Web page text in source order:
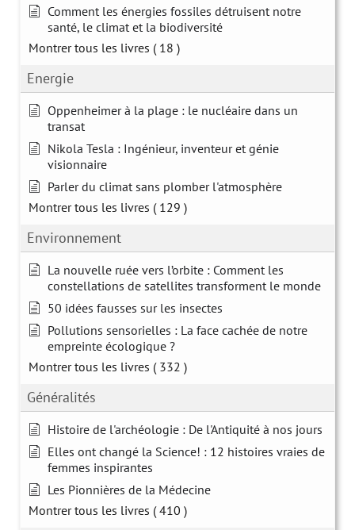
Comment les énergies fossiles détruisent notre
santé, le climat et la biodiversité
Montrer tous les livres ( 18 )
Energie
Oppenheimer à la plage : le nucléaire dans un
transat
Nikola Tesla : Ingénieur, inventeur et génie
visionnaire
Parler du climat sans plomber l'atmosphère
Montrer tous les livres ( 129 )
Environnement
La nouvelle ruée vers l’orbite : Comment les
constellations de satellites transforment le monde
50 idées fausses sur les insectes
Pollutions sensorielles : La face cachée de notre
empreinte écologique ?
Montrer tous les livres ( 332 )
Généralités
Histoire de l'archéologie : De l'Antiquité à nos jours
Elles ont changé la Science! : 12 histoires vraies de
femmes inspirantes
Les Pionnières de la Médecine
Montrer tous les livres ( 410 )